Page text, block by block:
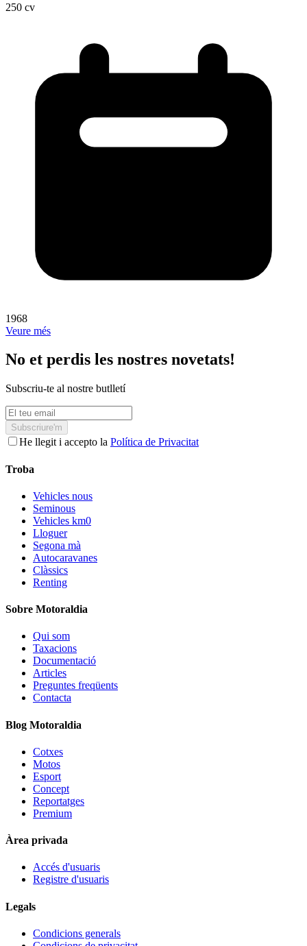
250 cv
1968
Veure més
No et perdis les nostres novetats!
Subscriu-te al nostre butlletí
Subscriure'm
He llegit i accepto la Política de Privacitat
Troba
Vehicles nous
Seminous
Vehicles km0
Lloguer
Segona mà
Autocaravanes
Clàssics
Renting
Sobre Motoraldia
Qui som
Taxacions
Documentació
Articles
Preguntes freqüents
Contacta
Blog Motoraldia
Cotxes
Motos
Esport
Concept
Reportatges
Premium
Àrea privada
Accés d'usuaris
Registre d'usuaris
Legals
Condicions generals